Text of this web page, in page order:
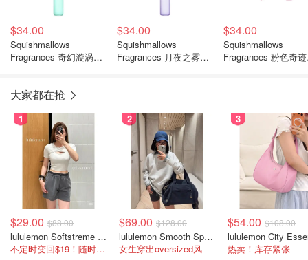
$34.00
Squishmallows
Fragrances 奇幻漩涡香
$34.00
Squishmallows
Fragrances 月夜之雾香
$34.00
Squishmallows
Fragrances 粉色奇迹
大家都在抢
1
$29.00 $88.00
lululemon Softstreme 女士高腰短裤 10cm
不定时变回$19！随时点进来看
2
$69.00 $128.00
lululemon Smooth Spacer 经典卫衣
女生穿出oversized风
3
$54.00 $108.00
热卖！库存紧张